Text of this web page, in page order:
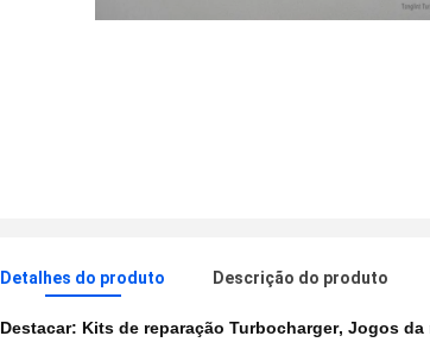
Detalhes do produto Descrição do produto
Destacar: Kits de reparação Turbocharger, Jogos da